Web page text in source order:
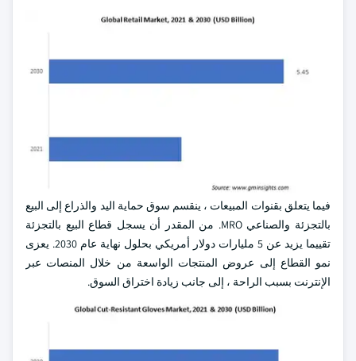
فيما يتعلق بقنوات المبيعات ، ينقسم سوق حماية اليد والذراع إلى البيع
بالتجزئة والصناعي MRO. من المقدر أن يسجل قطاع البيع بالتجزئة
تقييما يزيد عن 5 مليارات دولار أمريكي بحلول نهاية عام 2030. يعزى
نمو القطاع إلى عروض المنتجات الواسعة من خلال المنصات عبر
الإنترنت بسبب الراحة ، إلى جانب زيادة اختراق السوق.